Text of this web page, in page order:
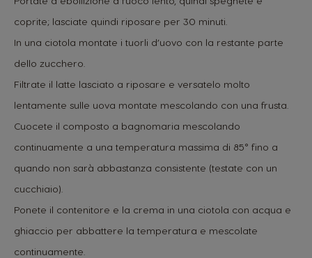
coprite; lasciate quindi riposare per 30 minuti.
In una ciotola montate i tuorli d’uovo con la restante parte
dello zucchero.
Filtrate il latte lasciato a riposare e versatelo molto
lentamente sulle uova montate mescolando con una frusta.
Cuocete il composto a bagnomaria mescolando
continuamente a una temperatura massima di 85° fino a
quando non sarà abbastanza consistente (testate con un
cucchiaio).
Ponete il contenitore e la crema in una ciotola con acqua e
ghiaccio per abbattere la temperatura e mescolate
continuamente.